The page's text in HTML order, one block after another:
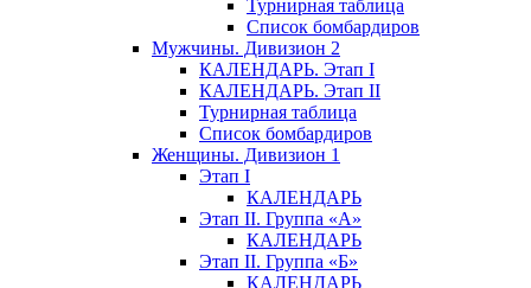
Турнирная таблица
Список бомбардиров
Мужчины. Дивизион 2
КАЛЕНДАРЬ. Этап I
КАЛЕНДАРЬ. Этап II
Турнирная таблица
Список бомбардиров
Женщины. Дивизион 1
Этап I
КАЛЕНДАРЬ
Этап II. Группа «А»
КАЛЕНДАРЬ
Этап II. Группа «Б»
КАЛЕНДАРЬ